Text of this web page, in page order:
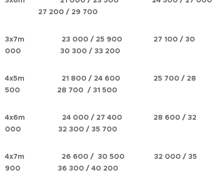
27 200 / 29 700
3x7m 23 000 / 25 900 27 100 / 30
000 30 300 / 33 200
4x5m 21 800 / 24 600 25 700 / 28
500
28 700 / 31 500
4x6m 24 000 / 27 400 28 600 / 32
000 32 300 / 35 700
4x7m 26 600 / 30 500 32 000 / 35
900 36 300 / 40 200